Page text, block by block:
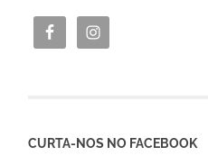
CURTA-NOS NO FACEBOOK